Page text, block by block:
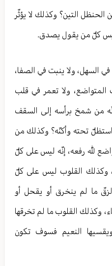
التين؟ وكذلك لا يؤثّر
وليس كلّ من يقول يصدق.
السهل، ولا ينبت في الصفا،
ولا تعمر في قلب
أنّه من شمخ برأسه إلى السقف
تحته وأكنّه؟ وكذلك من
للّٰه رفعه، إنّه ليس على كلّ
وكذلك القلوب ليس على كلّ
ما لم ينخرق أو يقحل أو
وكذلك القلوب ما لم تخرقها
النعيم فسوف تكون